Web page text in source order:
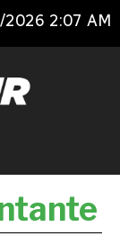
2:07 AM